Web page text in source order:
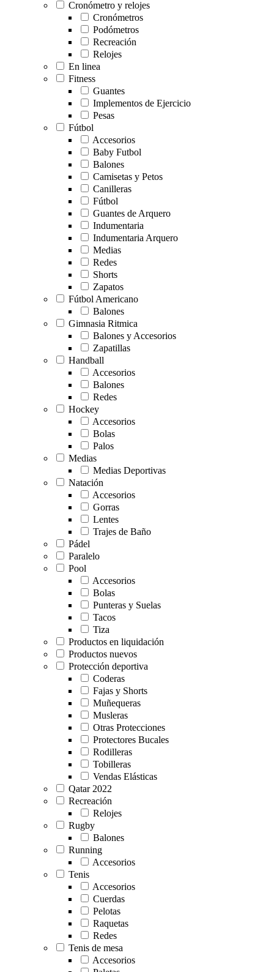
Cronómetro y relojes
Cronómetros
Podómetros
Recreación
Relojes
En linea
Fitness
Guantes
Implementos de Ejercicio
Pesas
Fútbol
Accesorios
Baby Futbol
Balones
Camisetas y Petos
Canilleras
Fútbol
Guantes de Arquero
Indumentaria
Indumentaria Arquero
Medias
Redes
Shorts
Zapatos
Fútbol Americano
Balones
Gimnasia Ritmica
Balones y Accesorios
Zapatillas
Handball
Accesorios
Balones
Redes
Hockey
Accesorios
Bolas
Palos
Medias
Medias Deportivas
Natación
Accesorios
Gorras
Lentes
Trajes de Baño
Pádel
Paralelo
Pool
Accesorios
Bolas
Punteras y Suelas
Tacos
Tiza
Productos en liquidación
Productos nuevos
Protección deportiva
Coderas
Fajas y Shorts
Muñequeras
Musleras
Otras Protecciones
Protectores Bucales
Rodilleras
Tobilleras
Vendas Elásticas
Qatar 2022
Recreación
Relojes
Rugby
Balones
Running
Accesorios
Tenis
Accesorios
Cuerdas
Pelotas
Raquetas
Redes
Tenis de mesa
Accesorios